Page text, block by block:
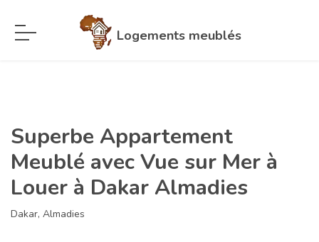
Logements meublés
Superbe Appartement
Meublé avec Vue sur Mer à
Louer à Dakar Almadies
Dakar, Almadies